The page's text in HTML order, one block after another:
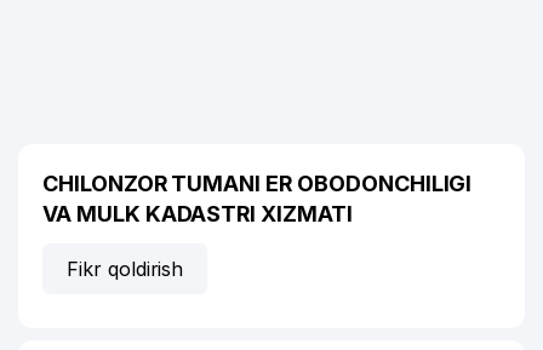
CHILONZOR TUMANI ER OBODONCHILIGI
VA MULK KADASTRI XIZMATI
Fikr qoldirish